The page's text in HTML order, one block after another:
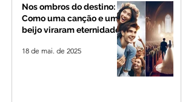
Nos ombros do destino:
Como uma canção e um
beijo viraram eternidade
18 de mai. de 2025